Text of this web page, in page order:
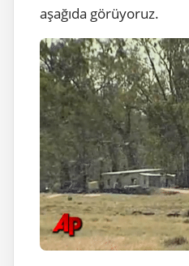
aşağıda görüyoruz.